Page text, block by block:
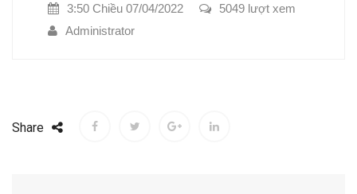
3:50 Chiều 07/04/2022
5049 lượt xem
Administrator
Share